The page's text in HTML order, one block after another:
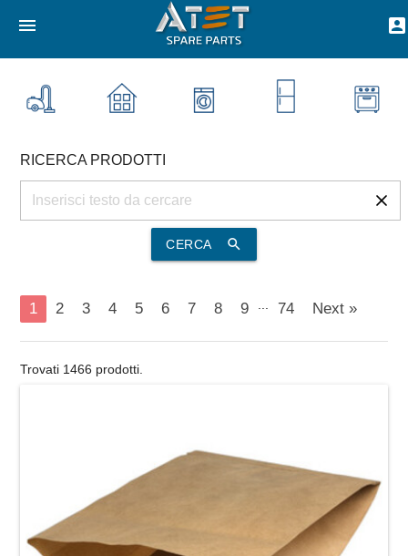
menu account_box
RICERCA PRODOTTI
CERCA search
1 2 3 4 5 6 7 8 9 74 Next »
Trovati 1466 prodotti.